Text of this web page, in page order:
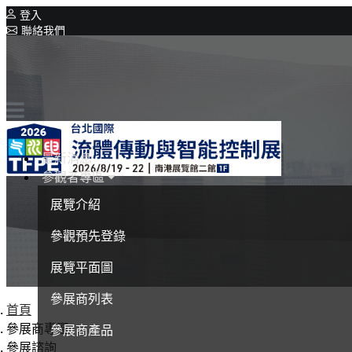
登入
聯絡我們
系列展覽
Intelligent Asia Thailand
English
最新消息
參觀者專區
展覽介紹
參觀預先登錄
展覽平面圖
參展商列表
參展商產品
首頁
參展商專區
參展諮詢